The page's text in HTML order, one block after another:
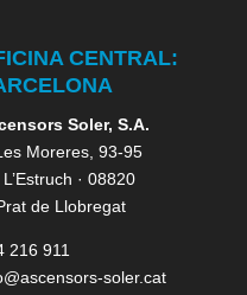
CENTRAL:
Soler, S.A.
Moreres, 93-95
L’Estruch · 08820
de Llobregat
216 911
soler.cat